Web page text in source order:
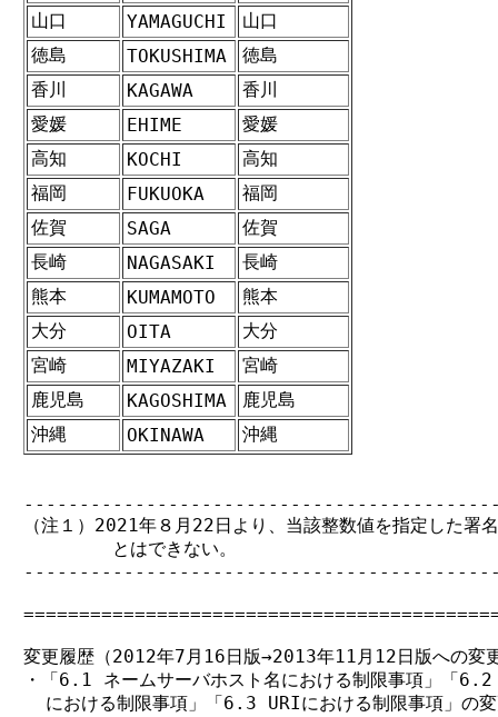
山口
YAMAGUCHI
山口
徳島
TOKUSHIMA
徳島
香川
KAGAWA
香川
愛媛
EHIME
愛媛
高知
KOCHI
高知
福岡
FUKUOKA
福岡
佐賀
SAGA
佐賀
長崎
NAGASAKI
長崎
熊本
KUMAMOTO
熊本
大分
OITA
大分
宮崎
MIYAZAKI
宮崎
鹿児島
KAGOSHIMA
鹿児島
沖縄
OKINAWA 沖縄
（注１）2021年８月22日より、当該整数値を指定した署
        とはできない。
変更履歴（2012年7月16日版→2013年11月12日版への変
・「6.1 ネームサーバホスト名における制限事項」「
における制限事項」「6.3 URIにおける制限事項」の